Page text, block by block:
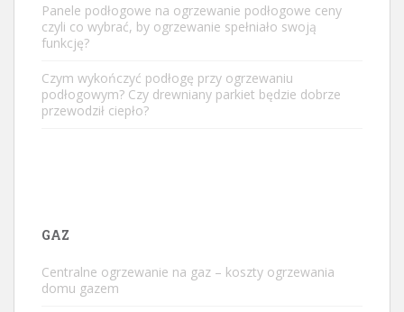
Panele podłogowe na ogrzewanie podłogowe ceny
czyli co wybrać, by ogrzewanie spełniało swoją
funkcję?
Czym wykończyć podłogę przy ogrzewaniu
podłogowym? Czy drewniany parkiet będzie dobrze
przewodził ciepło?
GAZ
Centralne ogrzewanie na gaz – koszty ogrzewania
domu gazem